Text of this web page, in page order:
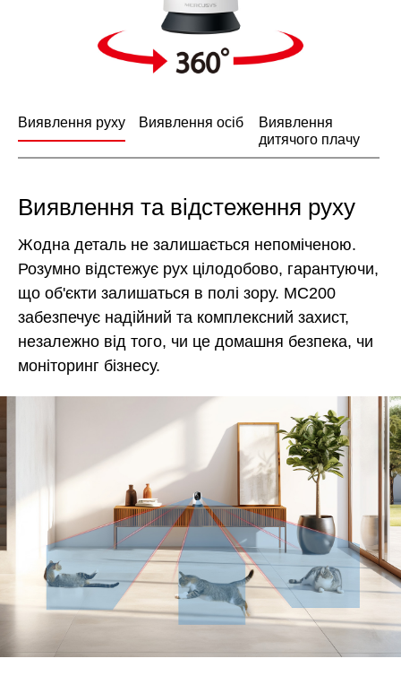
Виявлення руху Виявлення осіб
Виявлення
дитячого плачу
Виявлення та відстеження руху
Жодна деталь не залишається непоміченою.
Розумно відстежує рух цілодобово, гарантуючи,
що об'єкти залишаться в полі зору. MC200
забезпечує надійний та комплексний захист,
незалежно від того, чи це домашня безпека, чи
моніторинг бізнесу.